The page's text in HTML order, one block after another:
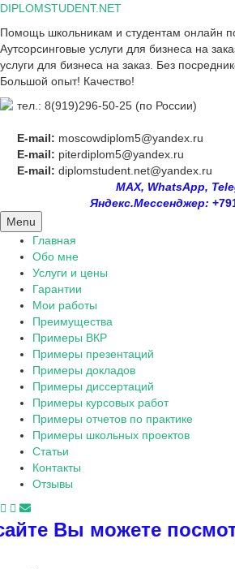
Skip
content
DIPLOMSTUDENT.NET
Помощь школьникам и студентам онлайн
Аутсорсинговые услуги для бизнеса на
услуги для бизнеса на заказ. Без
Большой опыт! Качество!
тел.: 8(919)296-50-25 (по России)
E-mail: moscowdiplom5@yandex.ru
E-mail: piterdiplom5@yandex.ru
E-mail: diplomstudent.net@yandex.ru
MAX, WhatsApp,
Яндекс.Мессенджер:
Menu
Главная
Обо мне
Услуги и цены
Гарантии
Мои работы
Преимущества
Примеры ВКР
Примеры презентаций
Примеры докладов
Примеры диссертаций
Примеры курсовых работ
Примеры отчетов по практике
Примеры школьных проектов
Статьи
Контакты
Отзывы
примеры